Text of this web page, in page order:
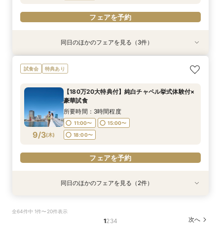
フェアを予約
8/31(月)
【スマホ&自宅でオンライン相談】来店不要！見
学前の不安も解消
11:00〜
18:00〜
フェアを予約
特典あり
8/31(月)
平日BIG【180万特典＆ギフト券1万】特選牛5万
コース試食×感動挙式
11:00〜
18:00〜
フェアを予約
特典あり
8/31(月)
【和婚希望＆和も洋もご検討されている方】挙式
体験×コース試食
11:00〜
18:00〜
フェアを予約
同日のほかのフェアを見る（3件）
試食会 特典あり
9/3(木)
【180万20大特典付】純白チャペル挙式体験付×
豪華試食
所要時間：3時間程度
11:00〜
15:00〜
18:00〜
フェアを予約
学前の不安も解消
特典あり
体験×コース試食
同日のほかのフェアを見る（2件）
全64件中 1件〜20件表示
1234 次へ